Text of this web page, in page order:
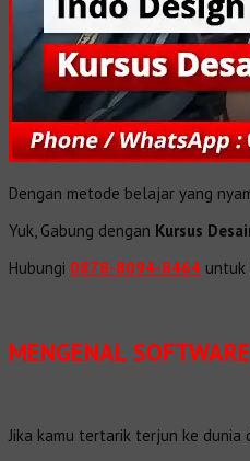
Dengan metode belajar yang
Yuk, Gabung dengan Kursus
Hubungi 0878-8094-8464 untuk
MENGENAL
Jika kamu tertarik terjun ke